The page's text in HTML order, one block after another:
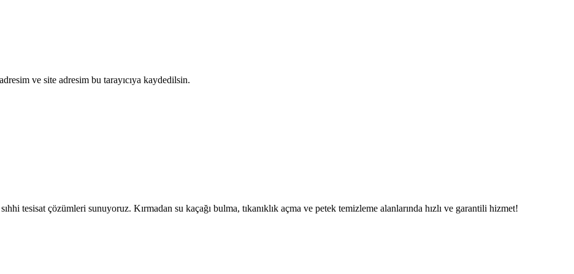
ve site adresim bu tarayıcıya kaydedilsin.
tesisat çözümleri sunuyoruz. Kırmadan su kaçağı bulma, tıkanıklık açma ve petek temizleme alanlarında hızlı ve garantili hizmet!